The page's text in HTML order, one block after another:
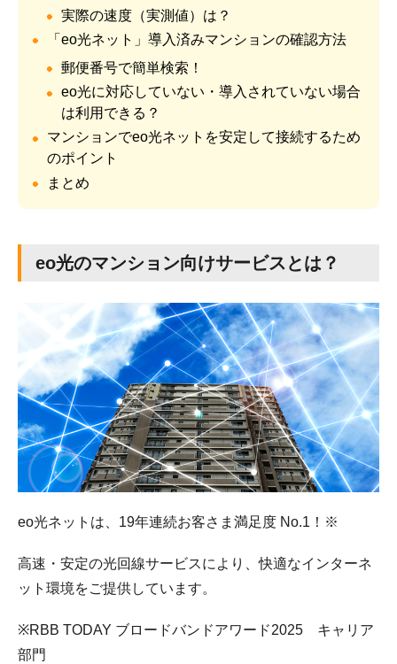
実際の速度（実測値）は？
「eo光ネット」導入済みマンションの確認方法
郵便番号で簡単検索！
eo光に対応していない・導入されていない場合
は利用できる？
マンションでeo光ネットを安定して接続するため
のポイント
まとめ
eo光のマンション向けサービスとは？
eo光ネットは、19年連続お客さま満足度 No.1！※
高速・安定の光回線サービスにより、快適なインターネ
ット環境をご提供しています。
※RBB TODAY ブロードバンドアワード2025 キャリア
部門